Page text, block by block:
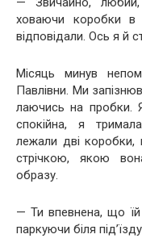
ховаючи коробки
відповідали. Ось я й
Місяць минув
Павлівни. Ми
лаючись на пробки.
спокійна, я
лежали дві коробки,
стрічкою, якою
образу.
— Ти впевнена, що їй
паркуючи біля під’їзду